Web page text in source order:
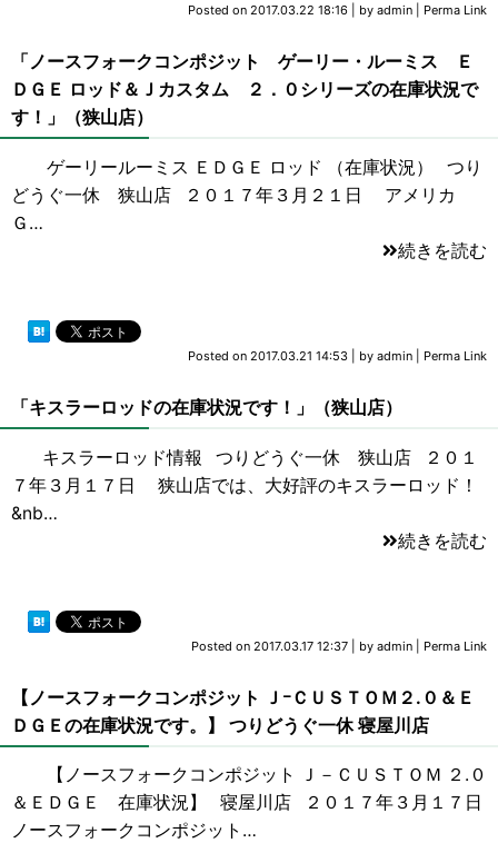
Posted on 2017.03.22 18:16 by admin Perma Link
「ノースフォークコンポジット ゲーリー・ルーミス Ｅ
ＤＧＥ ロッド＆Ｊカスタム ２．０シリーズの在庫状況で
す！」（狭山店）
ゲーリールーミス ＥＤＧＥ ロッド （在庫状況） つり
どうぐ一休 狭山店 ２０１７年３月２１日 アメリカ
Ｇ…
続きを読む
Posted on 2017.03.21 14:53 by admin Perma Link
「キスラーロッドの在庫状況です！」（狭山店）
キスラーロッド情報 つりどうぐ一休 狭山店 ２０１
７年３月１７日 狭山店では、大好評のキスラーロッド！
&nb…
続きを読む
Posted on 2017.03.17 12:37 by admin Perma Link
【ノースフォークコンポジット ＪｰＣＵＳＴＯＭ２.０＆Ｅ
ＤＧＥの在庫状況です。】 つりどうぐ一休 寝屋川店
【ノースフォークコンポジット Ｊ－ＣＵＳＴＯＭ ２.０
＆ＥＤＧＥ 在庫状況】 寝屋川店 ２０１７年３月１７日
ノースフォークコンポジット…